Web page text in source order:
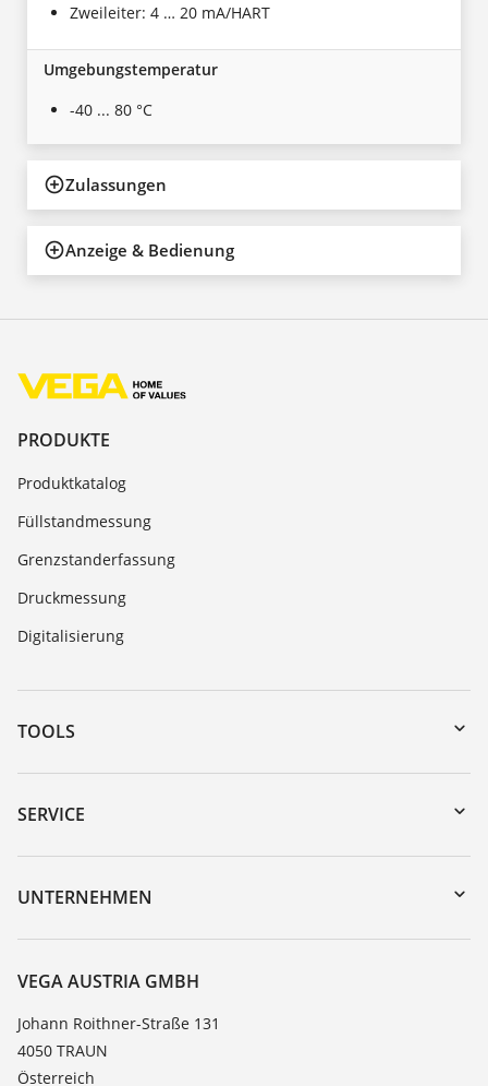
Zweileiter: 4 … 20 mA/HART
Umgebungstemperatur
-40 ... 80 °C
Zulassungen
Anzeige & Bedienung
PRODUKTE
Produktkatalog
Füllstandmessung
Grenzstanderfassung
Druckmessung
Digitalisierung
TOOLS
Download-Center
Gerätesuche (Seriennummer)
DTM Collection/PACTware
SERVICE
Geräterücksendung
Trainings
Beständigkeitsliste
TeamViewer
UNTERNEHMEN
Karriere
Über VEGA
Kontakt
News
VEGA AUSTRIA GMBH
Johann Roithner-Straße 131
4050 TRAUN
Österreich